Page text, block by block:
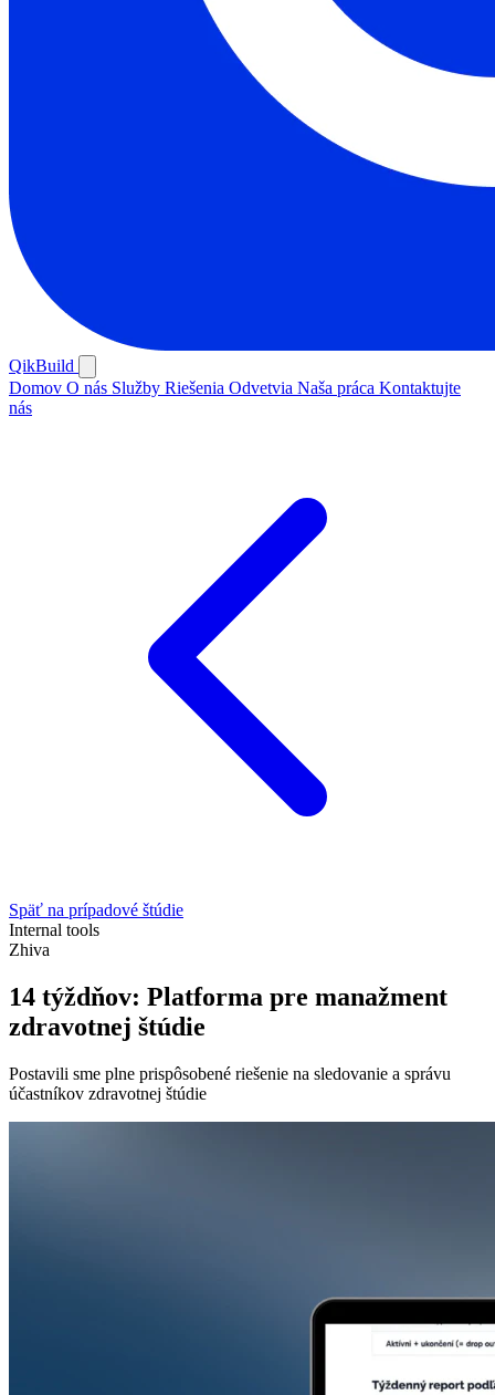
QikBuild
Domov O nás Služby Riešenia Odvetvia Naša práca Kontaktujte
nás
Späť na prípadové štúdie
Internal tools
Zhiva
14 týždňov: Platforma pre manažment
zdravotnej štúdie
Postavili sme plne prispôsobené riešenie na sledovanie a správu
účastníkov zdravotnej štúdie